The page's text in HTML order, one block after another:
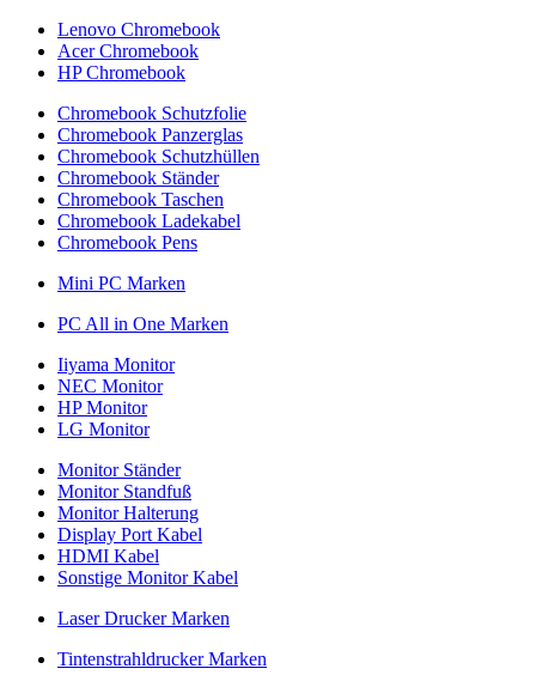
Lenovo Chromebook
Acer Chromebook
HP Chromebook
Chromebook Schutzfolie
Chromebook Panzerglas
Chromebook Schutzhüllen
Chromebook Ständer
Chromebook Taschen
Chromebook Ladekabel
Chromebook Pens
Mini PC Marken
PC All in One Marken
Iiyama Monitor
NEC Monitor
HP Monitor
LG Monitor
Monitor Ständer
Monitor Standfuß
Monitor Halterung
Display Port Kabel
HDMI Kabel
Sonstige Monitor Kabel
Laser Drucker Marken
Tintenstrahldrucker Marken